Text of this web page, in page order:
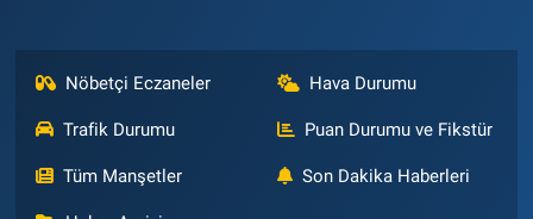
Nöbetçi Eczaneler Hava Durumu
Trafik Durumu Puan Durumu ve Fikstür
Tüm Manşetler Son Dakika Haberleri